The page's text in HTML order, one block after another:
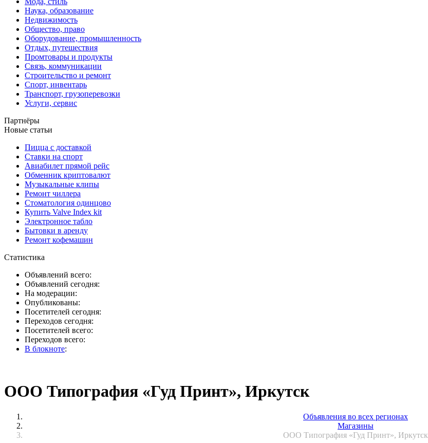
Наука, образование
Недвижимость
Общество, право
Оборудование, промышленность
Отдых, путешествия
Промтовары и продукты
Связь, коммуникации
Строительство и ремонт
Спорт, инвентарь
Транспорт, грузоперевозки
Услуги, сервис
Партнёры
Новые статьи
Пицца с доставкой
Ставки на спорт
Авиабилет прямой рейс
Обменник криптовалют
Музыкальные клипы
Ремонт чиллера
Стоматология одинцово
Купить Valve Index kit
Электронное табло
Бытовки в аренду
Ремонт кофемашин
Статистика
Объявлений всего:
Объявлений сегодня:
На модерации:
Опубликованы:
Посетителей сегодня:
Переходов сегодня:
Посетителей всего:
Переходов всего:
В блокноте:
ООО Типография «Гуд Принт», Иркутск
Объявления во всех регионах
Магазины
ООО Типография «Гуд Принт», Иркутск